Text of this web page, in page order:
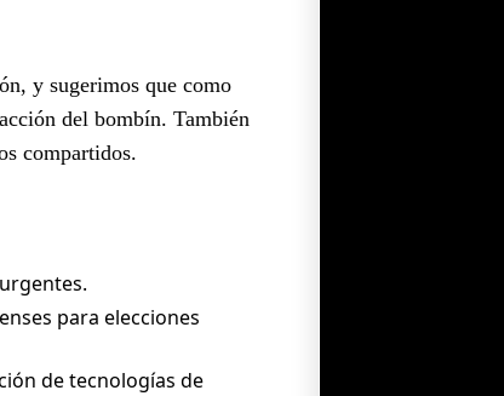
y sugerimos que como
del bombín. También
compartidos.
para elecciones
de tecnologías de